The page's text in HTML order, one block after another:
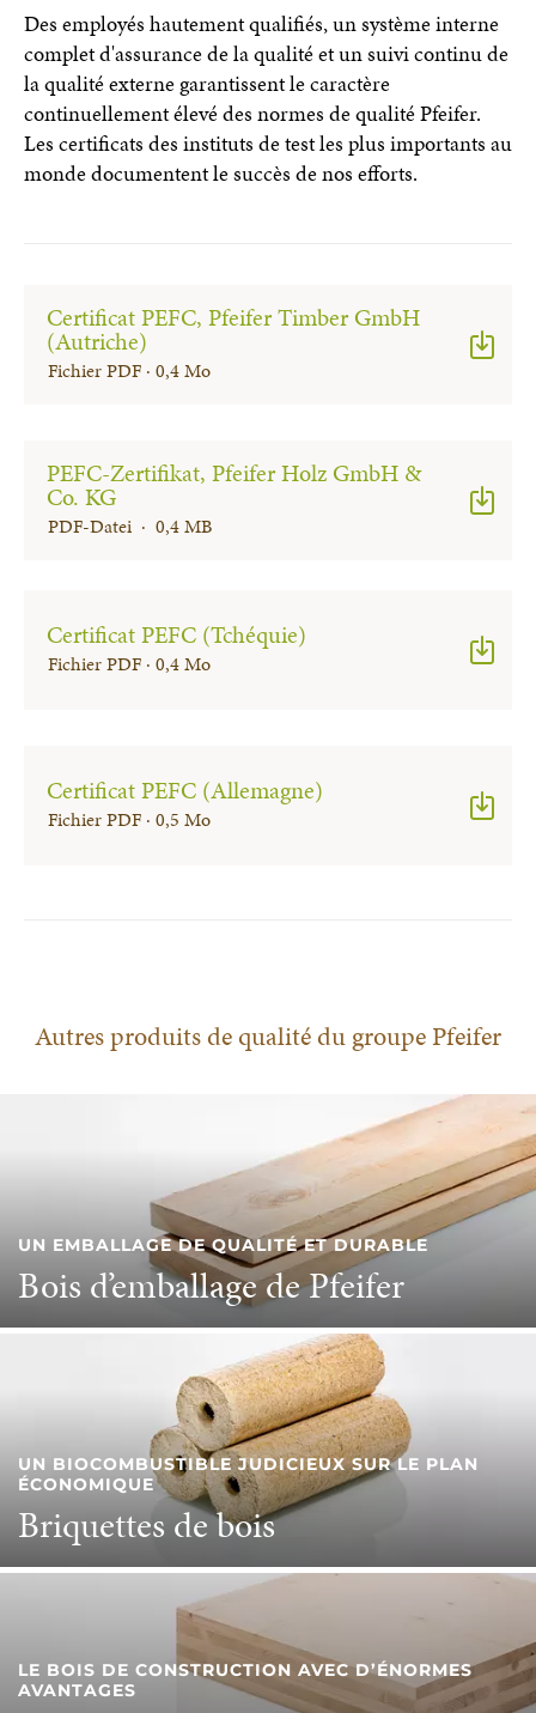
Des employés hautement qualifiés, un système interne
complet d'assurance de la qualité et un suivi continu de
la qualité externe garantissent le caractère
continuellement élevé des normes de qualité Pfeifer.
Les certificats des instituts de test les plus importants au
monde documentent le succès de nos efforts.
Certificat PEFC, Pfeifer Timber GmbH
(Autriche)
Fichier PDF · 0,4 Mo
PEFC-Zertifikat, Pfeifer Holz GmbH &
Co. KG
PDF-Datei · 0,4 MB
Certificat PEFC (Tchéquie)
Fichier PDF · 0,4 Mo
Certificat PEFC (Allemagne)
Fichier PDF · 0,5 Mo
Autres produits de qualité du groupe Pfeifer
UN EMBALLAGE DE QUALITÉ ET DURABLE
Bois d’emballage de Pfeifer
UN BIOCOMBUSTIBLE JUDICIEUX SUR LE PLAN
ÉCONOMIQUE
Briquettes de bois
LE BOIS DE CONSTRUCTION AVEC D’ÉNORMES
AVANTAGES